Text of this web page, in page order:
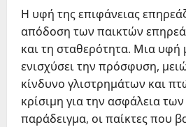
Η υφή της επιφάνειας
απόδοση των παικτών
και τη σταθερότητα. Μια υφή
ενισχύσει την πρόσφυση,
κίνδυνο γλιστρημάτων και
κρίσιμη για την ασφάλεια
παράδειγμα, οι παίκτες που